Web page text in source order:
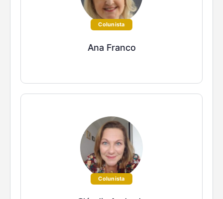
Colunista
Ana Franco
Colunista